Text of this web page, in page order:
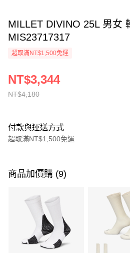
MILLET DIVINO 25L 男女
MIS23717317
超取滿NT$1,500免運
NT$4,180
NT$3,344
付款與運送方式
超取滿NT$1,500免運
信用卡一次付款
3 期 0 利率 每期
合作金庫商業銀行
華南商業銀行
彰
上海商業儲蓄銀行
Apple Pay
商品加價購 (9)